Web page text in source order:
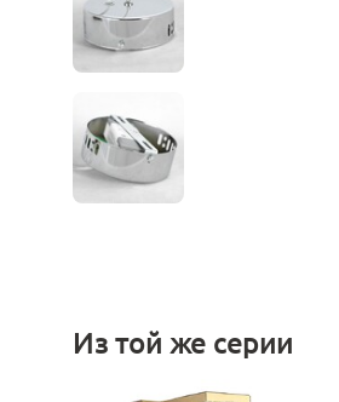
Из той же серии